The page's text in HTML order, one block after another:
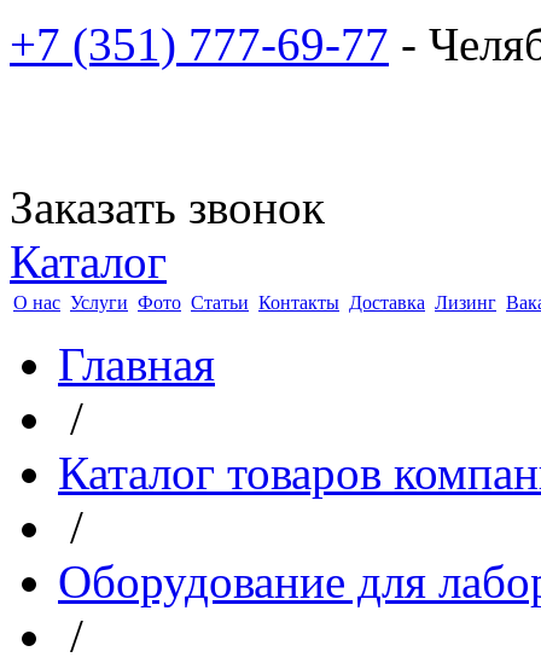
+7 (351) 777-69-77 -
Заказать звонок
Каталог
О нас Услуги Фото Статьи Контакты Доставка Лизинг
Главная
/
Каталог товаров
/
Оборудование для
/